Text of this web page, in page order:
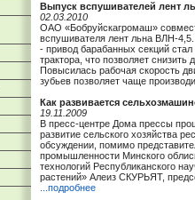
Выпуск вспушивателей лент
02.03.2010
ОАО «Бобруйскагромаш»
вспушивателя лент льна ВЛН-
- привод барабанных секций
трактора, что позволяет
Повысилась рабочая скорость
зубьев позволяет чаще
Как развивается
19.11.2009
В пресс-центре Дома прессы
развитие сельского хозяйства
обсуждении, помимо
промышленности Минского
технологий Республиканского
растений» Алеиз СКУРЬЯТ,
...подробнее